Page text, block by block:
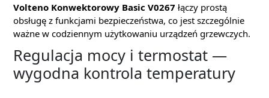
Volteno Konwektorowy Basic V0267 łączy prostą
obsługę z funkcjami bezpieczeństwa, co jest szczególnie
ważne w codziennym użytkowaniu urządzeń grzewczych.
Regulacja mocy i termostat —
wygodna kontrola temperatury